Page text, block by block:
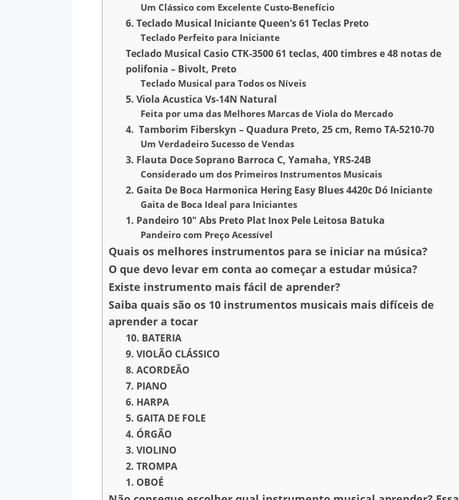
Um Clássico com Excelente Custo-Benefício
6. Teclado Musical Iniciante Queen’s 61 Teclas Preto
Teclado Perfeito para Iniciante
Teclado Musical Casio CTK-3500 61 teclas, 400 timbres e 48 notas de
polifonia – Bivolt, Preto
Teclado Musical para Todos os Níveis
5. Viola Acustica Vs-14N Natural
Feita por uma das Melhores Marcas de Viola do Mercado
4. Tamborim Fiberskyn – Quadura Preto, 25 cm, Remo TA-5210-70
Um Verdadeiro Sucesso de Vendas
3. Flauta Doce Soprano Barroca C, Yamaha, YRS-24B
Considerado um dos Primeiros Instrumentos Musicais
2. Gaita De Boca Harmonica Hering Easy Blues 4420c Dó Iniciante
Gaita de Boca Ideal para Iniciantes
1. Pandeiro 10″ Abs Preto Plat Inox Pele Leitosa Batuka
Pandeiro com Preço Acessível
Quais os melhores instrumentos para se iniciar na música?
O que devo levar em conta ao começar a estudar música?
Existe instrumento mais fácil de aprender?
Saiba quais são os 10 instrumentos musicais mais difíceis de
aprender a tocar
10. BATERIA
9. VIOLÃO CLÁSSICO
8. ACORDEÃO
7. PIANO
6. HARPA
5. GAITA DE FOLE
4. ÓRGÃO
3. VIOLINO
2. TROMPA
1. OBOÉ